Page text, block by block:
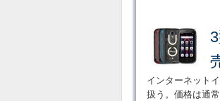
インターネット
扱う。価格は通